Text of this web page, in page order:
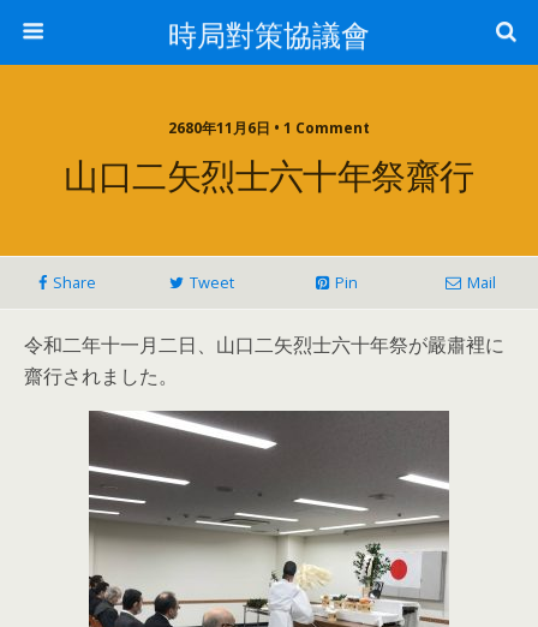
時局對策協議會
2680年11月6日 • 1 Comment
山口二矢烈士六十年祭齋行
Share Tweet Pin Mail
令和二年十一月二日、山口二矢烈士六十年祭が嚴肅裡に
齋行されました。